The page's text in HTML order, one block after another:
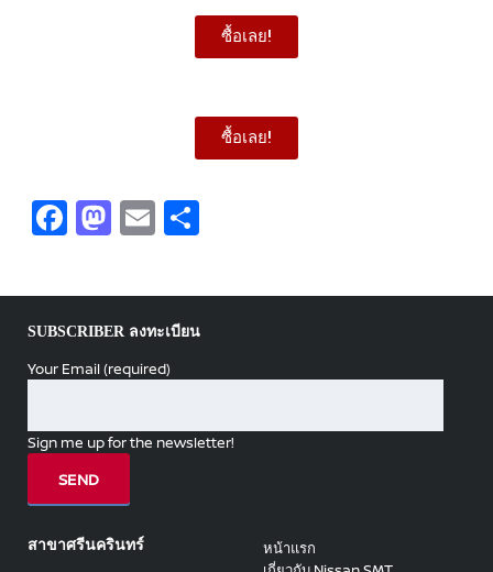
ซื้อเลย!
ซื้อเลย!
Facebook
Mastodon
Email
SUBSCRIBER ลงทะเบียน
Your Email (required)
Sign me up for the newsletter!
สาขาศรีนครินทร์
หน้าแรก